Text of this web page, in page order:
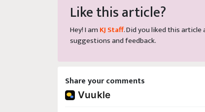
Like this article?
Hey! I am KJ Staff. Did you liked this
suggestions and feedback.
Share your comments